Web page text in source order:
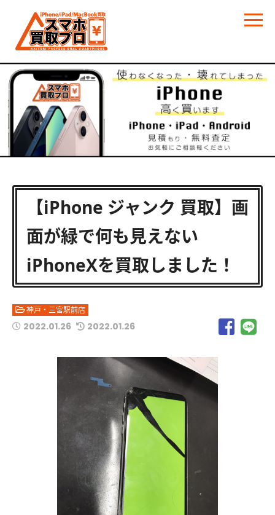
【iPhone ジャンク 買取】画
面が緑で何も見えない
iPhoneXを買取しました！
神戸・三宮駅前店
2022.01.26 2022.01.26